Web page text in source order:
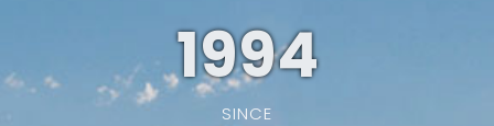
1994
SINCE